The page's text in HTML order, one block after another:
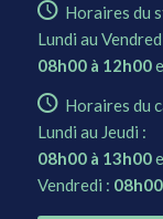
Horaires du
Lundi au
08h00 à 12h00
Horaires du
Lundi au Jeudi :
08h00 à 13h00
Vendredi :